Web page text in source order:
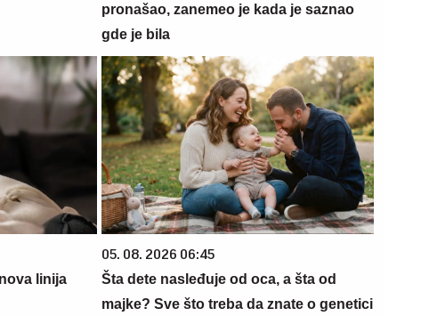
pronašao, zanemeo je kada je saznao
gde je bila
linija
05. 08. 2026 06:45
Šta dete nasleđuje od oca, a šta od
majke? Sve što treba da znate o genetici